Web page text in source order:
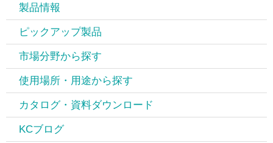
製品情報
ピックアップ製品
市場分野から探す
使用場所・用途から探す
カタログ・資料ダウンロード
KCブログ